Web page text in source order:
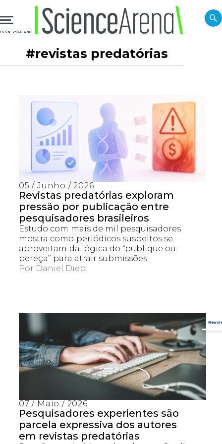
ISSN: 2966-4861
#revistas predatórias
05 / Junho / 2026
Revistas predatórias exploram
pressão por publicação entre
pesquisadores brasileiros
Estudo com mais de mil pesquisadores
mostra como periódicos suspeitos se
aproveitam da lógica do “publique ou
pereça” para atrair submissões
Por Daniel Dieb
07 / Maio / 2026
Pesquisadores experientes são
parcela expressiva dos autores
em revistas predatórias